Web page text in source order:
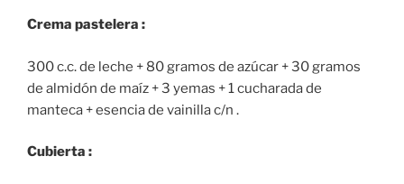
Crema pastelera :
300 c.c. de leche + 80 gramos de azúcar + 30 gramos
de almidón de maíz + 3 yemas + 1 cucharada de
manteca + esencia de vainilla c/n .
Cubierta :